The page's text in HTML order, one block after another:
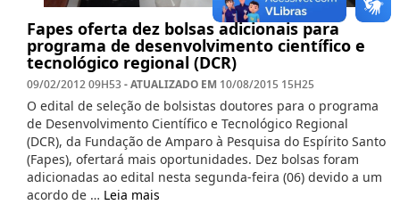
Fapes oferta dez bolsas adicionais para
programa de desenvolvimento científico e
tecnológico regional (DCR)
09/02/2012 09H53- ATUALIZADO EM 10/08/2015 15H25
O edital de seleção de bolsistas doutores para o programa
de Desenvolvimento Científico e Tecnológico Regional
(DCR), da Fundação de Amparo à Pesquisa do Espírito Santo
(Fapes), ofertará mais oportunidades. Dez bolsas foram
adicionadas ao edital nesta segunda-feira (06) devido a um
acordo de … Leia mais